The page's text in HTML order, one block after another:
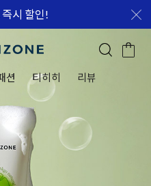
시 할인!
션 티히히 리뷰